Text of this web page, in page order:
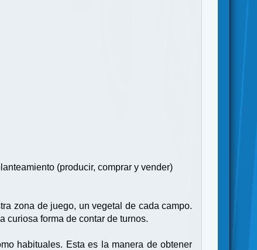
(producir, comprar y vender)
zona de juego, un vegetal de cada campo.
curiosa forma de contar de turnos.
habituales. Esta es la manera de obtener